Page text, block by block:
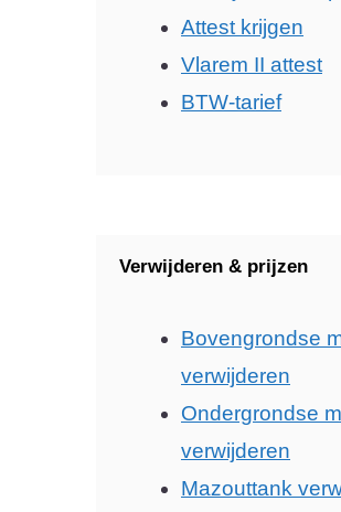
Attest krijgen
Vlarem II attest
BTW-tarief
Verwijderen & prijzen
Bovengrondse
verwijderen
Ondergrondse
verwijderen
Mazouttank